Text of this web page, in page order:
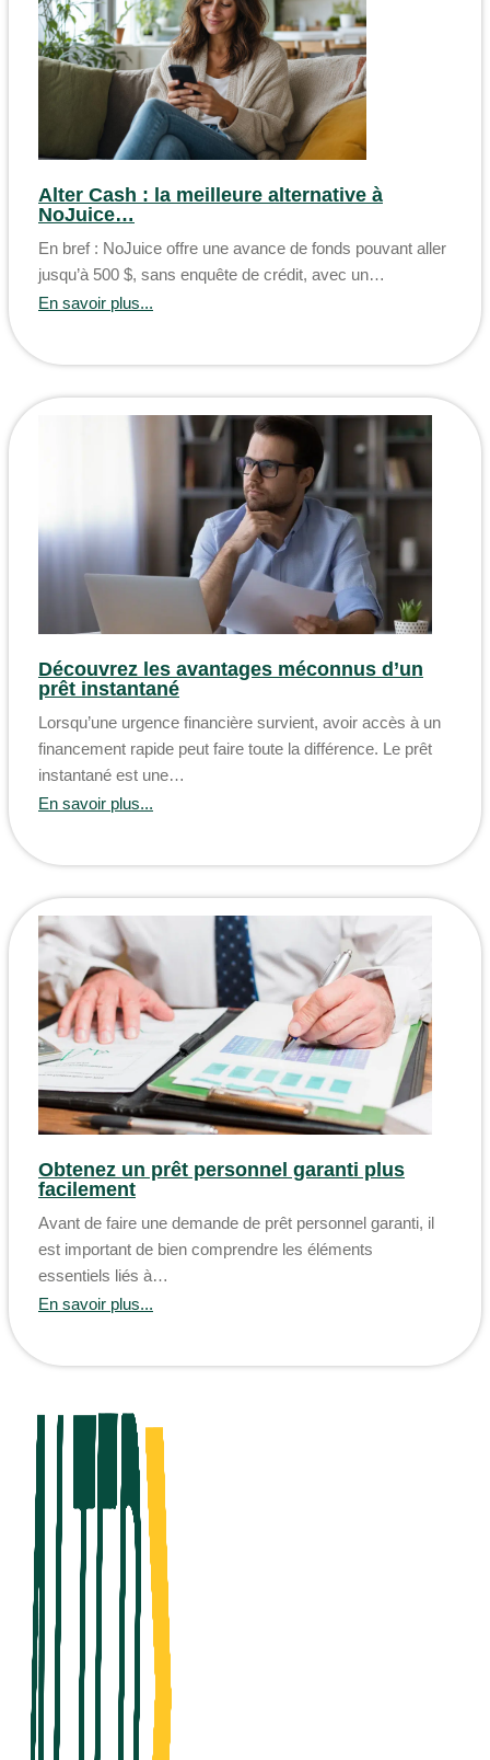
Alter Cash : la meilleure alternative à
NoJuice…
En bref : NoJuice offre une avance de fonds pouvant aller
jusqu’à 500 $, sans enquête de crédit, avec un…
En savoir plus...
Découvrez les avantages méconnus d’un
prêt instantané
Lorsqu’une urgence financière survient, avoir accès à un
financement rapide peut faire toute la différence. Le prêt
instantané est une…
En savoir plus...
Obtenez un prêt personnel garanti plus
facilement
Avant de faire une demande de prêt personnel garanti, il
est important de bien comprendre les éléments
essentiels liés à…
En savoir plus...